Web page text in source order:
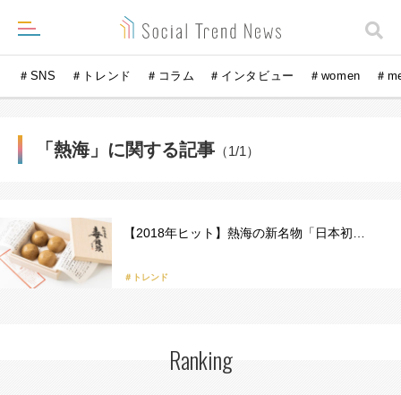
＃SNS ＃トレンド ＃コラム ＃インタビュー ＃women ＃
「熱海」に関する記事 （1/1）
【2018年ヒット】熱海の新名物「日本初…
＃トレンド
Ranking